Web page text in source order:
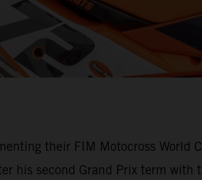
their FIM Motocross
his second Grand Prix term with